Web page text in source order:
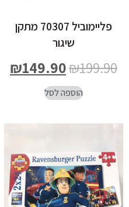
פליימוביל 70307 מתקן
שיגור
₪199.90
₪149.90
הוספה לסל